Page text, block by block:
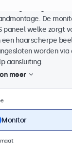
De
paneel welke zorgt
een haarscherpe
worden via
aansluiting.
meer
Monitor